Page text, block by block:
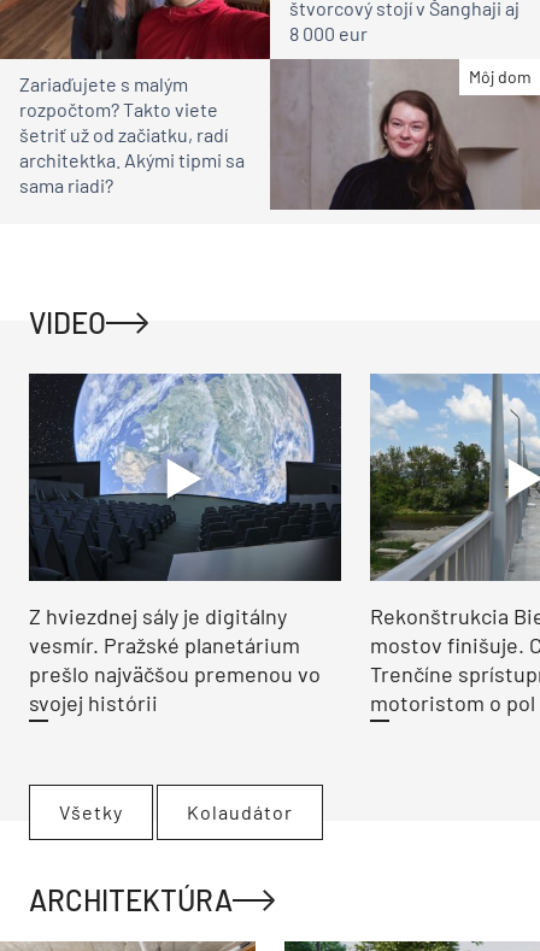
štvorcový stojí v Šanghaji aj
8 000 eur
Môj dom
Zariaďujete s malým
rozpočtom? Takto viete
šetriť už od začiatku, radí
architektka. Akými tipmi sa
sama riadi?
VIDEO
Z hviezdnej sály je digitálny
vesmír. Pražské planetárium
prešlo najväčšou premenou vo
svojej histórii
Rekonštrukcia
mostov finišuje.
Trenčíne
motoristom o pol
Všetky Kolaudátor
ARCHITEKTÚRA